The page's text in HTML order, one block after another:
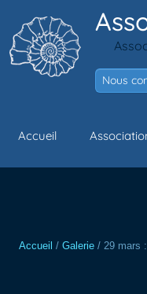
contenu
Nous
Accueil
Accueil / Galerie / 29 mars